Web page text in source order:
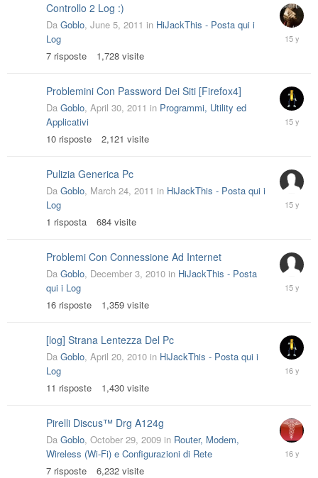
Controllo 2 Log :)
Da Goblo, June 5, 2011 in HiJackThis - Posta qui i
Log
7 risposte 1,728 visite
June
13,
Problemini Con Password Dei Siti [Firefox4]
Da Goblo, April 30, 2011 in Programmi, Utility ed
Applicativi
10 risposte 2,121 visite
May
8,
Pulizia Generica Pc
Da Goblo, March 24, 2011 in HiJackThis - Posta qui i
Log
1 risposta 684 visite
March
24,
Problemi Con Connessione Ad Internet
Da Goblo, December 3, 2010 in HiJackThis - Posta
qui i Log
16 risposte 1,359 visite
11,
[log] Strana Lentezza Del Pc
Da Goblo, April 20, 2010 in HiJackThis - Posta qui i
Log
11 risposte 1,430 visite
April
24,
Pirelli Discus™ Drg A124g
Da Goblo, October 29, 2009 in Router, Modem,
Wireless (Wi-Fi) e Configurazioni di Rete
7 risposte 6,232 visite
October
30,